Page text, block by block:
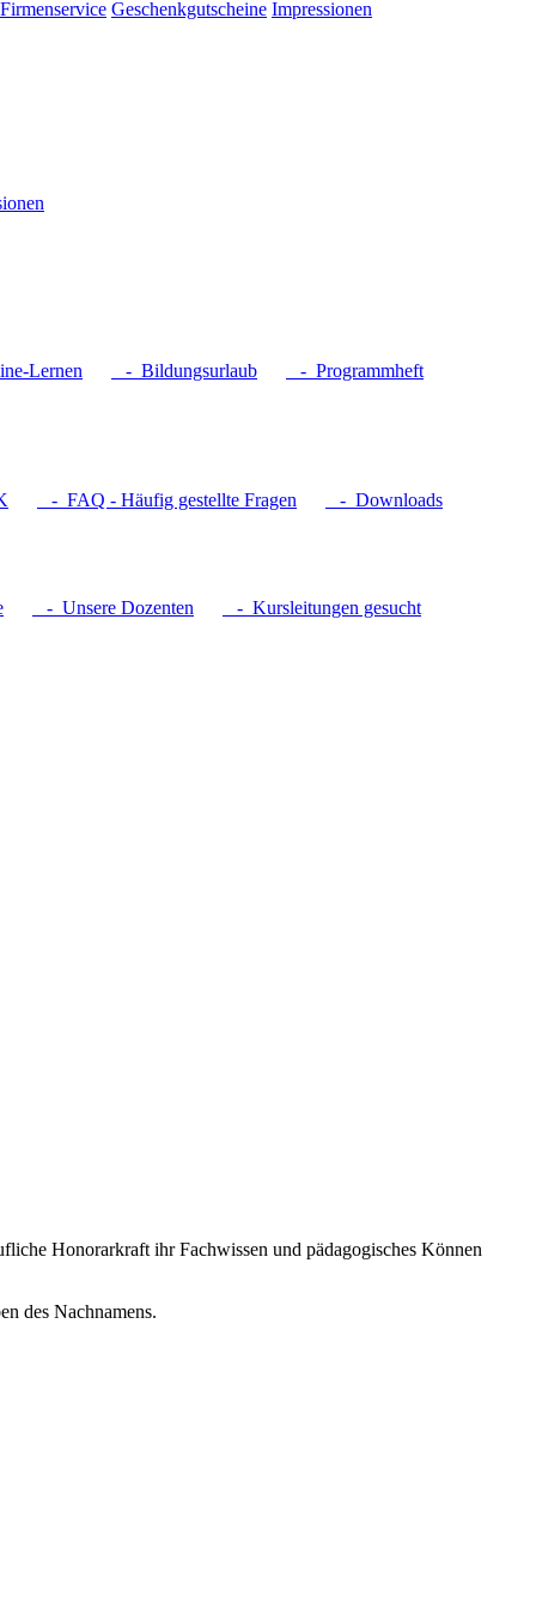
Firmenservice Geschenkgutscheine Impressionen
Lernen - Bildungsurlaub
- Programmheft
- FAQ - Häufig gestellte Fragen
- Downloads
- Unsere Dozenten
- Kursleitungen gesucht
Honorarkraft ihr Fachwissen und pädagogisches Können
des Nachnamens.